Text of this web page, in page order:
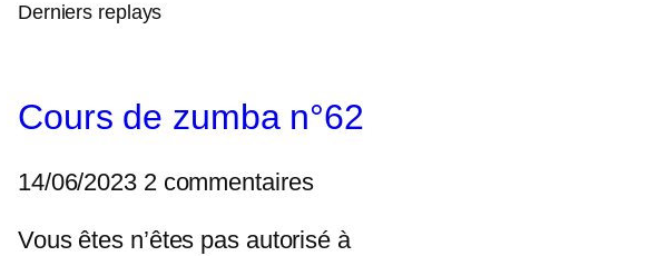
Derniers replays
Cours de zumba n°62
14/06/2023 2 commentaires
Vous êtes n’êtes pas autorisé à